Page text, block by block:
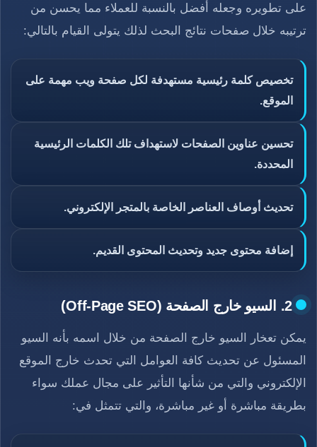
على تطويره وجعله أفضل بالنسبة للعملاء مما يحسن من
ترتيبه خلال صفحات نتائج البحث لذلك يتولى القيام بالتالي:
تخصيص كلمة رئيسية مستهدفة لكل صفحة ويب مهمة على
الموقع.
تحسين عناوين الصفحات لاستهداف تلك الكلمات الرئيسية
المحددة.
تحديث أوصاف العناصر الخاصة بالمتجر الإلكتروني.
إضافة محتوى جديد وتحديث المحتوى القديم.
2. السيو خارج الصفحة (Off-Page SEO)
يمكن تعخار السيو خارج الصفحة من خلال اسمه بأنه السيو
المسئول عن تحديث كافة العوامل التي تحدث خارج الموقع
الإلكتروني والتي من شأنها التأثير على مجال عملك سواء
بطريقة مباشرة أو غير مباشرة، والتي تتمثل في: